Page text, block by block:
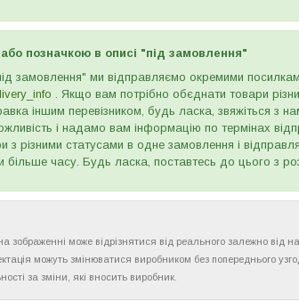
позначкою в описі "під замовлення"
замовлення" ми відправляємо окремими
. Якщо вам потрібно обєднати товари
іншим перевізником, будь ласка, звяжіться з
і надамо вам інформацію по термінах
з різними статусами в одне замовлення і
більше часу. Будь ласка, поставтесь до цього з
на зображенні може відрізнятися від реального залежно від
можуть змінюватися виробником без попереднього
за зміни, які вносить виробник.